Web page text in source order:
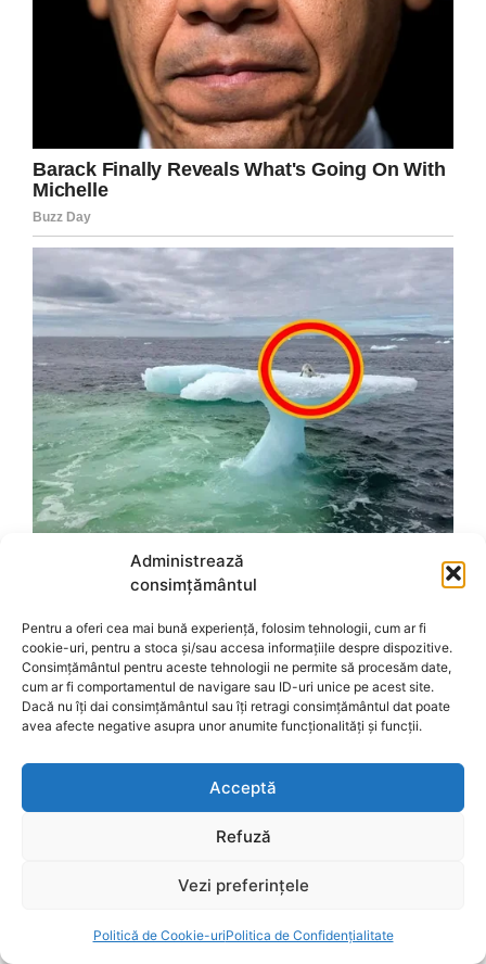
Administrează
consimțământul
Pentru a oferi cea mai bună experiență, folosim tehnologii, cum ar fi
cookie-uri, pentru a stoca și/sau accesa informațiile despre dispozitive.
Consimțământul pentru aceste tehnologii ne permite să procesăm date,
cum ar fi comportamentul de navigare sau ID-uri unice pe acest site.
Dacă nu îți dai consimțământul sau îți retragi consimțământul dat poate
avea afecte negative asupra unor anumite funcționalități și funcții.
Acceptă
Refuză
Vezi preferințele
Politică de Cookie-uriPolitica de Confidențialitate